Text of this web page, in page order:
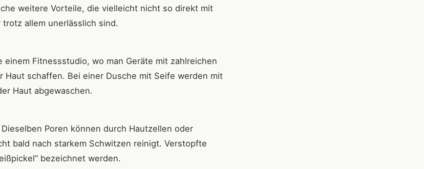
weitere Vorteile, die vielleicht nicht so direkt mit
allem unerlässlich sind.
Fitnessstudio, wo man Geräte mit zahlreichen
schaffen. Bei einer Dusche mit Seife werden mit
Haut abgewaschen.
Poren können durch Hautzellen oder
bald nach starkem Schwitzen reinigt. Verstopfte
bezeichnet werden.